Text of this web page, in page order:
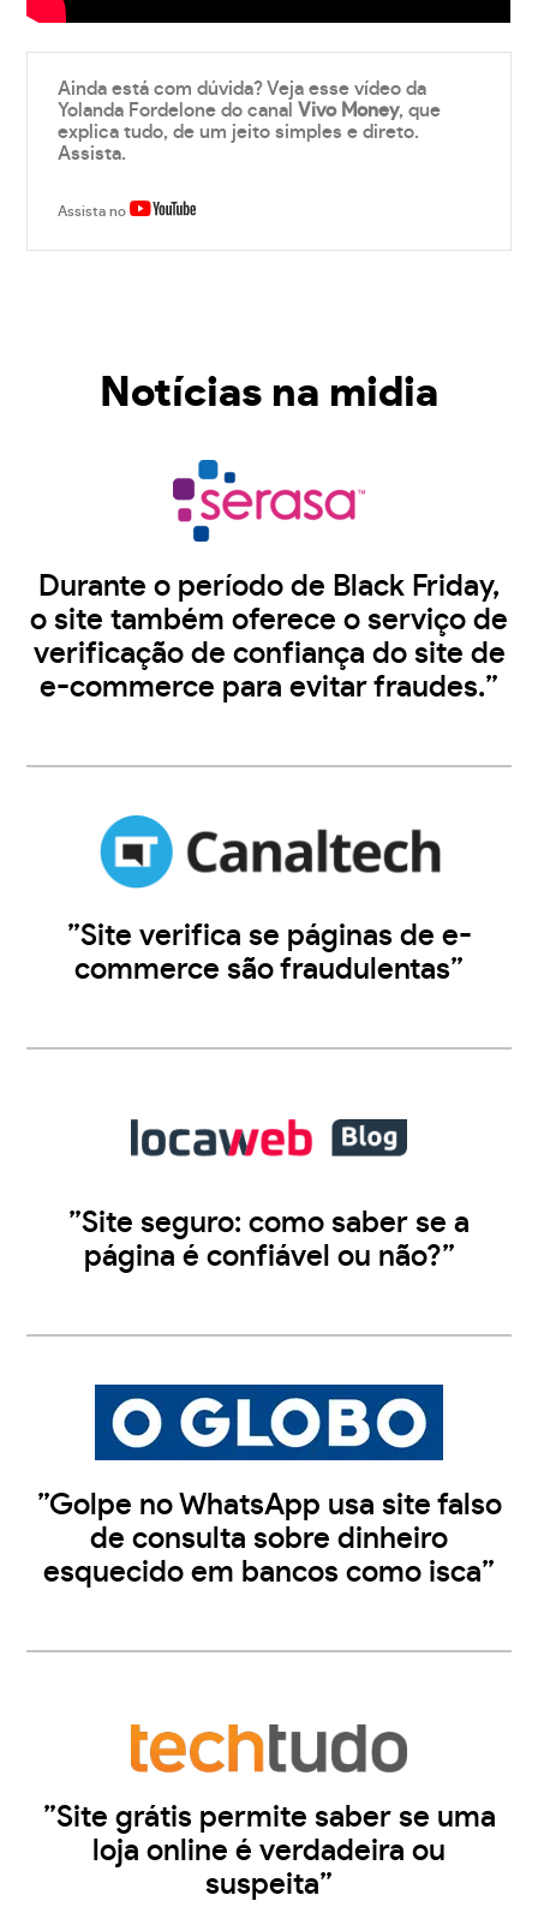
Ainda está com dúvida? Veja esse vídeo da
Yolanda Fordelone do canalVivo Money, que
explica tudo, de um jeito simples e direto.
Assista.
Assista no
Notícias na midia
Durante o período de Black Friday,
o site também oferece o serviço de
verificação de confiança do site de
e-commerce para evitar fraudes.”
”Site verifica se páginas de e-
commerce são fraudulentas”
”Site seguro: como saber se a
página é confiável ou não?”
”Golpe no WhatsApp usa site falso
de consulta sobre dinheiro
esquecido em bancos como isca”
”Site grátis permite saber se uma
loja online é verdadeira ou
suspeita”